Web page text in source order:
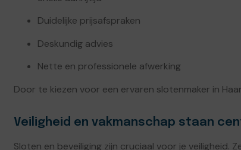
Duidelijke prijsafspraken
Deskundig advies
Nette en professionele afwerking
Door te kiezen voor een ervaren slotenmaker in
Veiligheid en vakmanschap staan
Sloten en beveiliging zijn cruciaal voor je veiligheid.